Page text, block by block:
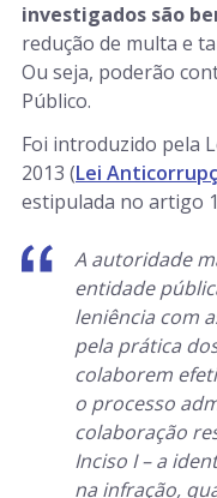
investigados são
redução de multa e
Ou seja, poderão
Público.
Foi introduzido pela
2013 (Lei
estipulada no artigo
A autoridade
entidade
leniência com
pela prática
colaborem
o processo
colaboração
Inciso I – a
na infração,